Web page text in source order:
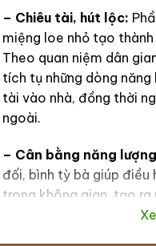
– Chiêu tài, hút lộc:
miệng loe nhỏ tạo
Theo quan niệm dân
tích tụ những dòng
tài vào nhà, đồng thời
ngoài.
– Cân bằng năng
đối, bình tỳ bà giúp điều
trong không gian, tạo ra
yên bình, từ đó giúp các